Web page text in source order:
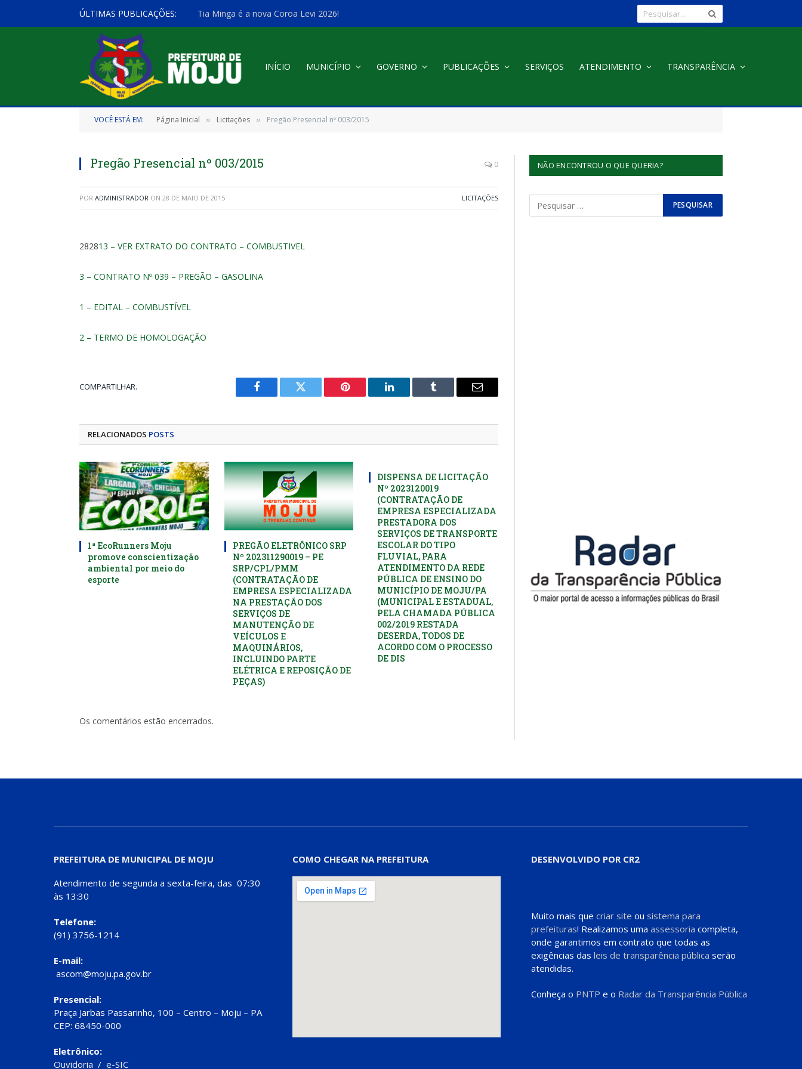
ÚLTIMAS PUBLICAÇÕES: Tia Minga é a nova Coroa Levi 2026!
INÍCIO MUNICÍPIO GOVERNO PUBLICAÇÕES SERVIÇOS ATENDIMENTO TRANSPARÊNCIA
VOCÊ ESTÁ EM: Página Inicial » Licitações » Pregão Presencial nº 003/2015
Pregão Presencial nº 003/2015 0
POR ADMINISTRADOR ON 28 DE MAIO DE 2015 LICITAÇÕES
282813 – VER EXTRATO DO CONTRATO – COMBUSTIVEL
3 – CONTRATO Nº 039 – PREGÃO – GASOLINA
1 – EDITAL – COMBUSTÍVEL
2 – TERMO DE HOMOLOGAÇÃO
COMPARTILHAR.
Facebook Twitter Pinterest LinkedIn Tumblr
E-
RELACIONADOS POSTS
1ª EcoRunners Moju
promove conscientização
ambiental por meio do
esporte
PREGÃO ELETRÔNICO SRP
Nº 202311290019 – PE
SRP/CPL/PMM
(CONTRATAÇÃO DE
EMPRESA ESPECIALIZADA
NA PRESTAÇÃO DOS
SERVIÇOS DE
MANUTENÇÃO DE
VEÍCULOS E
MAQUINÁRIOS,
INCLUINDO PARTE
ELÉTRICA E REPOSIÇÃO DE
PEÇAS)
DISPENSA DE LICITAÇÃO
Nº 2023120019
(CONTRATAÇÃO DE
EMPRESA ESPECIALIZADA
PRESTADORA DOS
SERVIÇOS DE TRANSPORTE
ESCOLAR DO TIPO
FLUVIAL, PARA
ATENDIMENTO DA REDE
PÚBLICA DE ENSINO DO
MUNICÍPIO DE MOJU/PA
(MUNICIPAL E ESTADUAL,
PELA CHAMADA PÚBLICA
002/2019 RESTADA
DESERDA, TODOS DE
ACORDO COM O PROCESSO
DE DIS
Os comentários estão encerrados.
NÃO ENCONTROU O QUE QUERIA?
PREFEITURA DE MUNICIPAL DE MOJU
Atendimento de segunda a sexta-feira, das 07:30
às 13:30
Telefone:
(91) 3756-1214
E-mail:
ascom@moju.pa.gov.br
Presencial:
Praça Jarbas Passarinho, 100 – Centro – Moju – PA
CEP: 68450-000
Eletrônico:
Ouvidoria / e-SIC
COMO CHEGAR NA PREFEITURA DESENVOLVIDO POR CR2
Muito mais que criar site ou sistema para
prefeituras! Realizamos uma assessoria completa,
onde garantimos em contrato que todas as
exigências das leis de transparência pública serão
atendidas.
Conheça o PNTP e o Radar da Transparência Pública